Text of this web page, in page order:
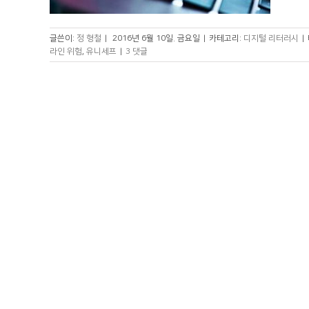
글쓴이: 정 형철 | 2016년 6월 10일. 금요일 | 카테고리: 디지털 리터러시 |
라인 위험, 유니세프 | 3 댓글